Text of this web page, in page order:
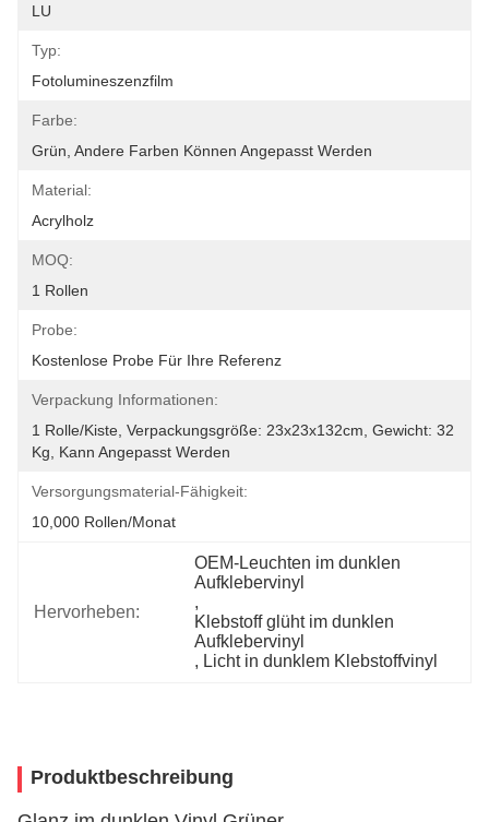
LU
Typ:
Fotolumineszenzfilm
Farbe:
Grün, Andere Farben Können Angepasst Werden
Material:
Acrylholz
MOQ:
1 Rollen
Probe:
Kostenlose Probe Für Ihre Referenz
Verpackung Informationen:
1 Rolle/Kiste, Verpackungsgröße: 23x23x132cm, Gewicht: 32
Kg, Kann Angepasst Werden
Versorgungsmaterial-Fähigkeit:
10,000 Rollen/Monat
Hervorheben:
OEM-Leuchten im dunklen
Aufklebervinyl
,
Klebstoff glüht im dunklen
Aufklebervinyl
, Licht in dunklem Klebstoffvinyl
Produktbeschreibung